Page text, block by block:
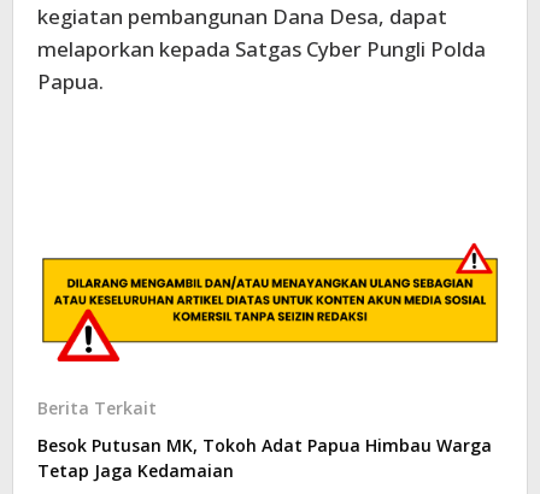
kegiatan pembangunan Dana Desa, dapat
melaporkan kepada Satgas Cyber Pungli Polda
Papua.
Berita Terkait
Besok Putusan MK, Tokoh Adat Papua Himbau Warga
Tetap Jaga Kedamaian